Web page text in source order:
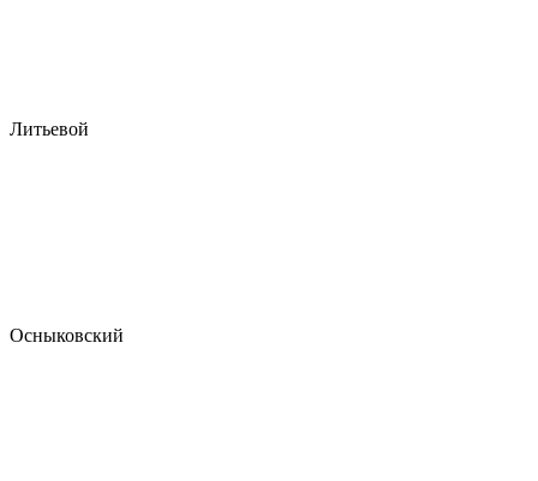
Литьевой
Осныковский